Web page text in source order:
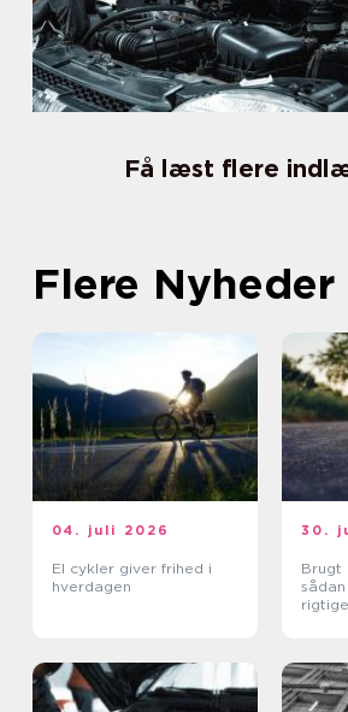
Få læst flere
Flere Nyheder
04. juli 2026
El cykler giver frihed i
hverdagen
30.
Brugt